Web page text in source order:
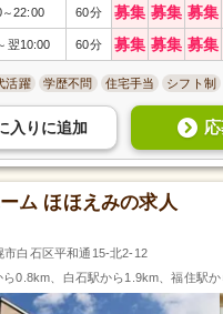
～22:00 60分 募集 募集 募集
翌10:00 60分 募集 募集 募集
活躍 学歴不問 住宅手当 シフト制
入り に追加
ム ほほえみの求人
市白石区平和通15-北2-12
ら0.8km、白石駅から1.9km、福住駅